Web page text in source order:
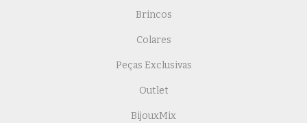
Brincos
Colares
Peças Exclusivas
Outlet
BijouxMix